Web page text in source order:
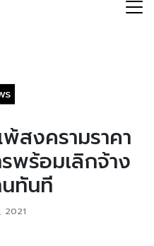
สงครามราคา
พร้อมเลิกจ้าง
ทันที
2021